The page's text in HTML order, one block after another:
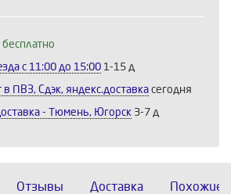
бесплатно
c 11:00 до 15:00 1-15 д
в ПВЗ, Сдэк, яндекс.доставка сегодня
- Тюмень, Югорск 3-7 д
Отзывы Доставка Похожие